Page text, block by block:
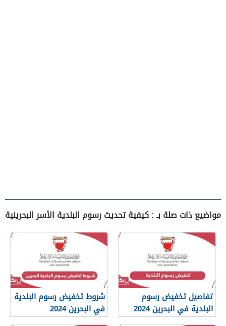
مواضيع ذات صلة بـ : كيفية تحديث رسوم البلدية الأسر البحرينية
تفاصيل تخفيض رسوم
البلدية في البحرين 2024
شروط تخفيض رسوم البلدية
في البحرين 2024